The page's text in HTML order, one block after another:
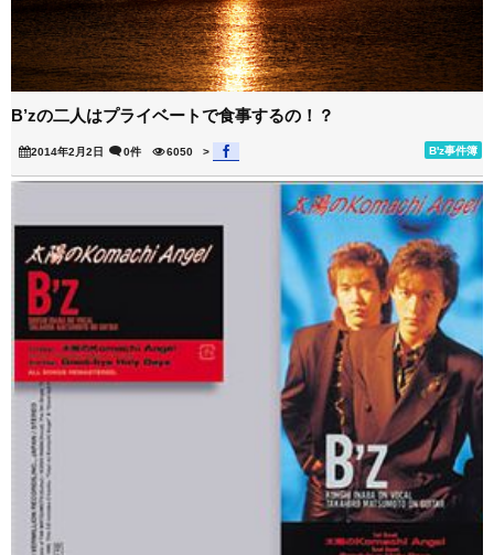
B’zの二人はプライベートで食事するの！？
2014年2月2日 B'z事件簿
0件 6050 >